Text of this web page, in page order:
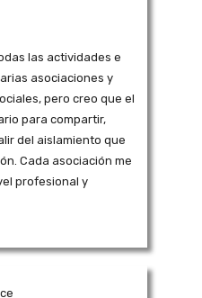
las actividades e
asociaciones y
pero creo que el
para compartir,
del aislamiento que
Cada asociación me
profesional y